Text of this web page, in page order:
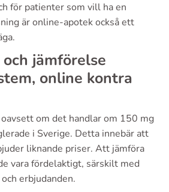
för patienter som vill ha en
är online-apotek också ett
jämförelse
online kontra
om det handlar om 150 mg
i Sverige. Detta innebär att
liknande priser. Att jämföra
vara fördelaktigt, särskilt med
erbjudanden.